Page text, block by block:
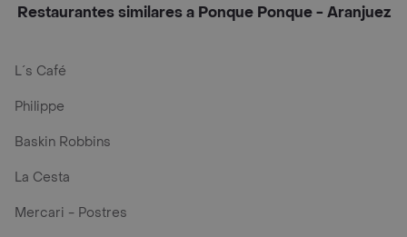
Restaurantes similares a Ponque Ponque - Aranjuez
L´s Café
Philippe
Baskin Robbins
La Cesta
Mercari - Postres